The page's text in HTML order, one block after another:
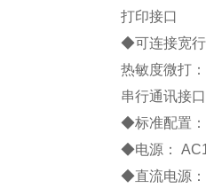
打印接口
◆可连接宽
热敏度微打：
串行通讯接口
◆标准配置
◆电源：
◆直流电源